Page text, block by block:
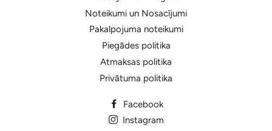
Noteikumi un Nosacījumi
Pakalpojuma noteikumi
Piegādes politika
Atmaksas politika
Privātuma politika
Facebook
Instagram